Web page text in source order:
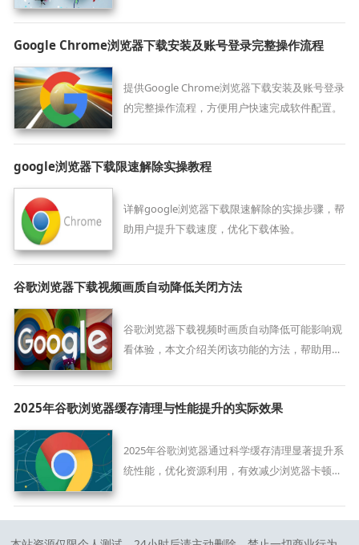
Google Chrome浏览器下载安装及账号登录完整操作流程
提供Google Chrome浏览器下载安装及账号登录
的完整操作流程，方便用户快速完成软件配置。
google浏览器下载限速解除实操教程
详解google浏览器下载限速解除的实操步骤，帮
助用户提升下载速度，优化下载体验。
谷歌浏览器下载视频画质自动降低关闭方法
谷歌浏览器下载视频时画质自动降低可能影响观
看体验，本文介绍关闭该功能的方法，帮助用户
2025年谷歌浏览器缓存清理与性能提升的实际效果
2025年谷歌浏览器通过科学缓存清理显著提升系
统性能，优化资源利用，有效减少浏览器卡顿，